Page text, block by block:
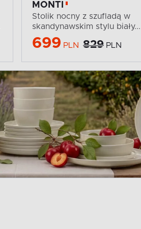
MONTI
Stolik nocny z szufladą w
skandynawskim stylu biały...
699 PLN 829 PLN